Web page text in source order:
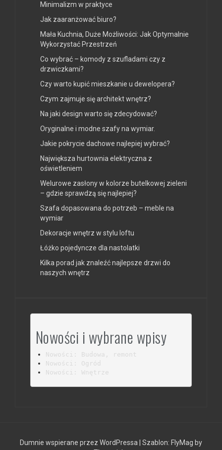
Minimalizm w praktyce
Jak zaaranżować biuro?
Mała Kuchnia, Duże Możliwości: Jak Optymalnie
Wykorzystać Przestrzeń
Co wybrać – komody z szufladami czy z
drzwiczkami?
Czy warto kupić mieszkanie u dewelopera?
Czym zajmuje się architekt wnętrz?
Na jaki design warto się zdecydować?
Oryginalne i modne szafy na wymiar.
Jakie pokrycie dachowe najlepiej wybrać?
Największa hurtownia elektryczna z
oświetleniem
Welurowe zasłony w kolorze butelkowej zieleni
– gdzie sprawdzą się najlepiej?
Szafa dopasowana do potrzeb – meble na
wymiar
Dekoracje wnętrz w stylu loftu
Łóżko pojedyncze dla nastolatki
Kilka porad jak znaleźć najlepsze drzwi do
naszych wnętrz
Nowości i wybrane wpisy
Nowości: Budowa, remont
Nowości: Ogród
Nowości: Wnętrze
Dumnie wspierane przez WordPressa Szablon: FlyMag by